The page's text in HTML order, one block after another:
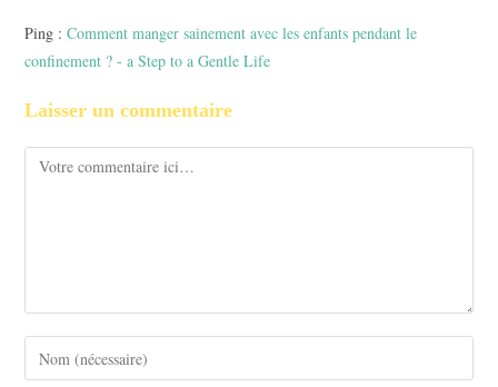
Ping :Comment manger sainement avec les enfants pendant le
confinement ? - a Step to a Gentle Life
Laisser un commentaire
Comment
Enter
your